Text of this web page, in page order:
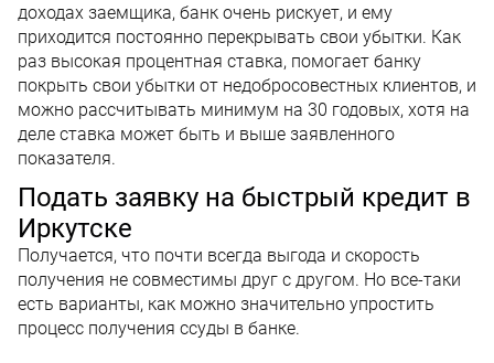
доходах заемщика, банк очень рискует, и ему
приходится постоянно перекрывать свои убытки. Как
раз высокая процентная ставка, помогает банку
покрыть свои убытки от недобросовестных клиентов, и
можно рассчитывать минимум на 30 годовых, хотя на
деле ставка может быть и выше заявленного
показателя.
Подать заявку на быстрый кредит в
Иркутске
Получается, что почти всегда выгода и скорость
получения не совместимы друг с другом. Но все-таки
есть варианты, как можно значительно упростить
процесс получения ссуды в банке.